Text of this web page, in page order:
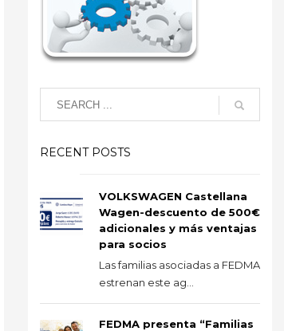
RECENT POSTS
VOLKSWAGEN Castellana
Wagen-descuento de 500€
adicionales y más ventajas
para socios
Las familias asociadas a FEDMA
estrenan este ag...
FEDMA presenta “Familias